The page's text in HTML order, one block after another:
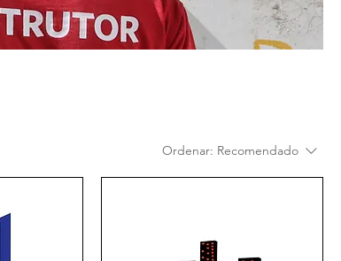
Ordenar: Recomendado